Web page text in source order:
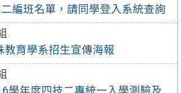
編班名單，請同學登入系統查詢
教育學系招生宣傳海報
學年度四技二專統一入學測驗及